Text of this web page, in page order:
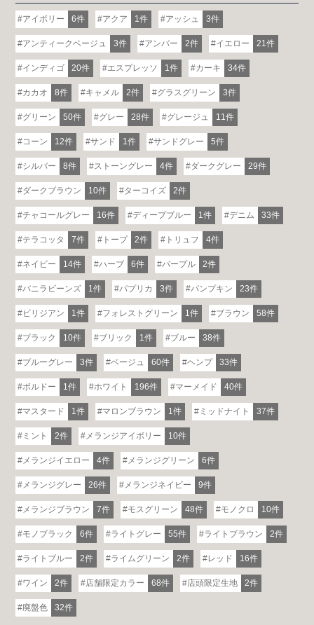
アイボリー 6件 アクア 1件 アッシュ 3件
アンティークベージュ 3件 アンバー 2件 イエロー 21件
インディゴ 20件 エスプレッソ 1件 カーキ 34件
カカオ 8件 キャメル 2件 グラスグリーン 3件
グリーン 50件 グレー 28件 グレージュ 11件
コーン 12件 サンド 1件 サンドグレー 5件
シルバー 8件 ストーングレー 4件 ダークグレー 29件
ダークブラウン 10件 ターコイズ 2件
チャコールグレー 16件 ディープブルー 1件 デニム 33件
テラコッタ 7件 トープ 2件 トリュフ 4件
ネイビー 14件 ハーブ 6件 パープル 2件
バニラビーンズ 1件 パプリカ 3件 パンプキン 23件
ビリジアン 1件 フォレストグリーン 1件 ブラウン 58件
ブラック 10件 ブリック 1件 ブルー 38件
ブルーグレー 3件 ベージュ 60件 ヘンプ 33件
ボルドー 1件 ホワイト 196件 マーメイド 40件
マスタード 1件 マロンブラウン 1件 ミッドナイト 37件
ミント 2件 メランジアイボリー 10件
メランジイエロー 4件 メランジグリーン 6件
メランジグレー 26件 メランジネイビー 9件
メランジブラウン 7件 モスグリーン 48件 モノクロ 10件
モノブラック 6件 ライトグレー 55件 ライトブラウン 2件
ライトブルー 2件 ライムグリーン 2件 レッド 16件
ワイン 2件 店舗限定カラー 68件 店頭限定生地 2件
廃盤色 32件